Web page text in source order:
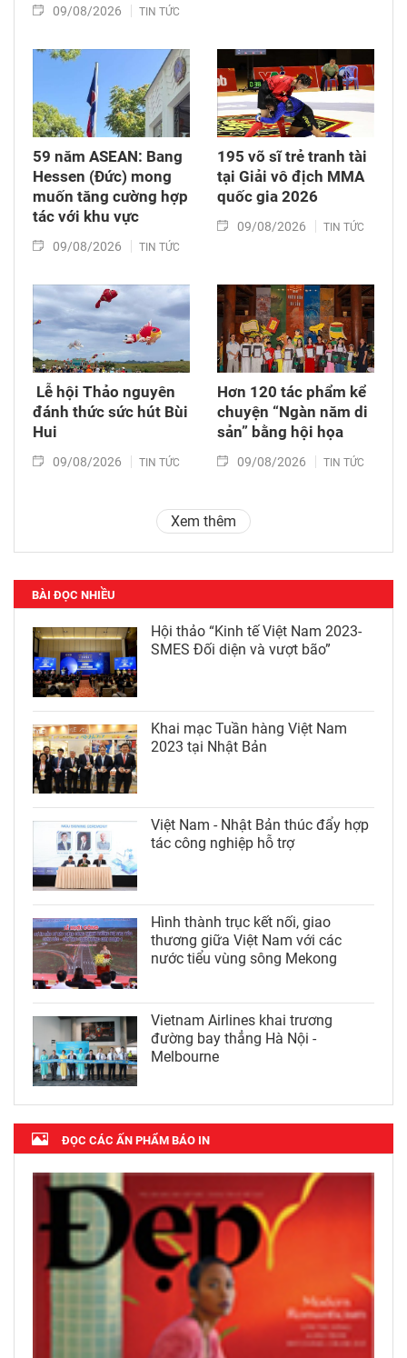
09/08/2026 TIN TỨC
59 năm ASEAN: Bang
Hessen (Đức) mong
muốn tăng cường hợp
tác với khu vực
09/08/2026 TIN TỨC
195 võ sĩ trẻ tranh tài
tại Giải vô địch MMA
quốc gia 2026
09/08/2026 TIN TỨC
​ Lễ hội Thảo nguyên
đánh thức sức hút Bùi
Hui
09/08/2026 TIN TỨC
Hơn 120 tác phẩm kể
chuyện “Ngàn năm di
sản” bằng hội họa
09/08/2026 TIN TỨC
Xem thêm
BÀI ĐỌC NHIỀU
Hội thảo “Kinh tế Việt Nam 2023-
SMES Đối diện và vượt bão”
Khai mạc Tuần hàng Việt Nam
2023 tại Nhật Bản
Việt Nam - Nhật Bản thúc đẩy hợp
tác công nghiệp hỗ trợ
Hình thành trục kết nối, giao
thương giữa Việt Nam với các
nước tiểu vùng sông Mekong
Vietnam Airlines khai trương
đường bay thẳng Hà Nội -
Melbourne
ĐỌC CÁC ẤN PHẨM BÁO IN